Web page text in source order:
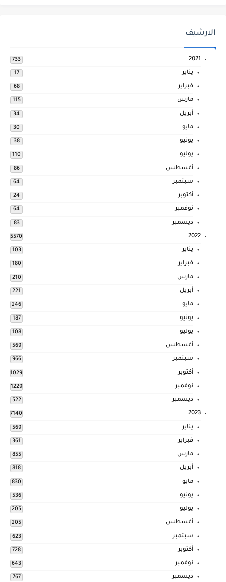
الارشيف
2021
733
يناير 17
فبراير 68
مارس 115
أبريل 34
مايو 30
يونيو 38
يوليو 110
أغسطس 86
سبتمبر 64
أكتوبر 24
نوفمبر 64
ديسمبر 83
2022
5570
يناير 103
فبراير 180
مارس 210
أبريل 221
مايو 246
يونيو 187
يوليو 108
أغسطس 569
سبتمبر 966
أكتوبر 1029
نوفمبر 1229
ديسمبر 522
2023
7140
يناير 569
فبراير 361
مارس 855
أبريل 818
مايو 830
يونيو 536
يوليو 205
أغسطس 205
سبتمبر 623
أكتوبر 728
نوفمبر 643
ديسمبر 767